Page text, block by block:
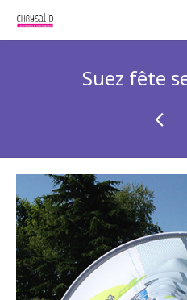
Contactez-nous !
Suez fête